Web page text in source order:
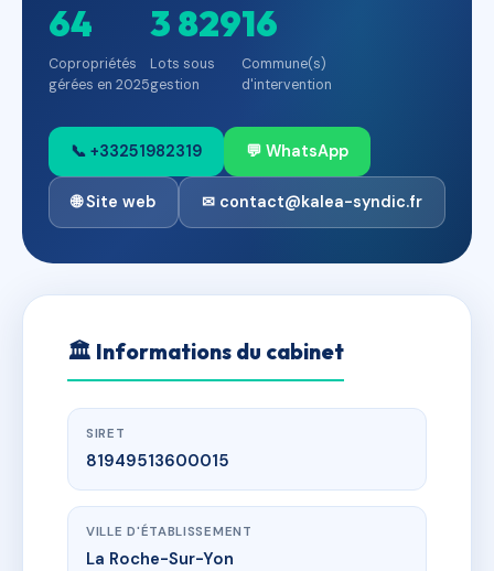
64
Copropriétés
gérées en 2025
3 829
Lots sous
gestion
16
Commune(s)
d'intervention
📞 +33251982319 💬 WhatsApp
🌐 Site web ✉ contact@kalea-syndic.fr
🏛 Informations du cabinet
SIRET
81949513600015
VILLE D'ÉTABLISSEMENT
La Roche-Sur-Yon